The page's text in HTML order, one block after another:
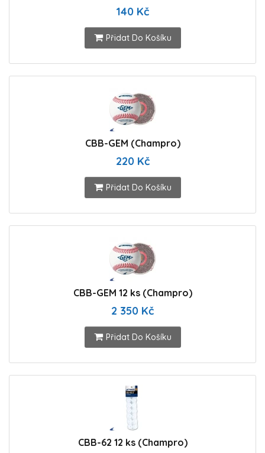
140 Kč
Přidat Do Košíku
CBB-GEM (Champro)
220 Kč
Přidat Do Košíku
CBB-GEM 12 ks (Champro)
2 350 Kč
Přidat Do Košíku
CBB-62 12 ks (Champro)